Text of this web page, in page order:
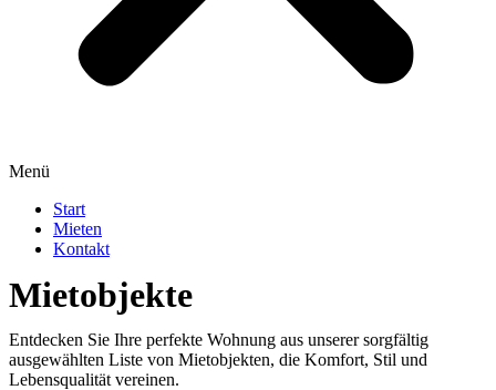
Menü
Start
Mieten
Kontakt
Mietobjekte
Entdecken Sie Ihre perfekte Wohnung aus unserer sorgfältig
ausgewählten Liste von Mietobjekten, die Komfort, Stil und
Lebensqualität vereinen.